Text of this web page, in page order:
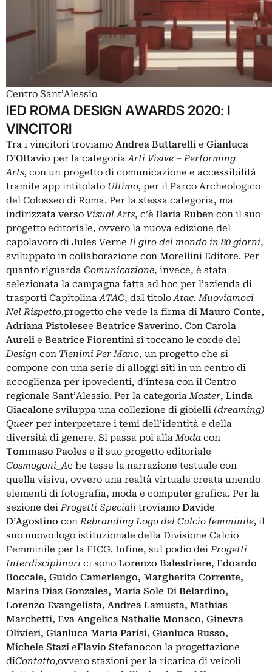
Centro Sant’Alessio
IED ROMA DESIGN AWARDS 2020: I
VINCITORI
Tra i vincitori troviamo Andrea Buttarelli e Gianluca
D’Ottavio per la categoriaArti Visive – Performing
Arts, con un progetto di comunicazione e accessibilità
tramite app intitolato Ultimo, per il Parco Archeologico
del Colosseo di Roma. Per la stessa categoria, ma
indirizzata verso Visual Arts, c’è Ilaria Ruben con il suo
progetto editoriale, ovvero la nuova edizione del
capolavoro di Jules VerneIl giro del mondo in 80 giorni,
sviluppato in collaborazione con Morellini Editore. Per
quanto riguarda Comunicazione, invece, è stata
selezionata la campagna fatta ad hoc per l’azienda di
trasporti CapitolinaATAC, dal titoloAtac. Muoviamoci
Nel Rispetto,progetto che vede la firma di Mauro Conte,
Adriana Pistolesee Beatrice Saverino. Con Carola
Aureli e Beatrice Fiorentini si toccano le corde del
Design con Tienimi Per Mano, un progetto che si
compone con una serie di alloggi siti in un centro di
accoglienza per ipovedenti, d’intesa con il Centro
regionale Sant’Alessio. Per la categoriaMaster, Linda
Giacalone sviluppa una collezione di gioielli (dreaming)
Queer per interpretare i temi dell’identità e della
diversità di genere. Si passa poi allaModa con
Tommaso Paoles e il suo progetto editoriale
Cosmogoni_Ac he tesse la narrazione testuale con
quella visiva, ovvero una realtà virtuale creata unendo
elementi di fotografia, moda e computer grafica. Per la
sezione deiProgetti Speciali troviamo Davide
D’Agostino conRebranding Logo del Calcio femminile, il
suo nuovo logo istituzionale della Divisione Calcio
Femminile per la FICG. Infine, sul podio deiProgetti
Interdisciplinari ci sono Lorenzo Balestriere, Edoardo
Boccale, Guido Camerlengo, Margherita Corrente,
Marina Diaz Gonzales, Maria Sole Di Belardino,
Lorenzo Evangelista, Andrea Lamusta, Mathias
Marchetti, Eva Angelica Nathalie Monaco, Ginevra
Olivieri, Gianluca Maria Parisi, Gianluca Russo,
Michele Stazi eFlavio Stefanocon la progettazione
diContatto,ovvero stazioni per la ricarica di veicoli